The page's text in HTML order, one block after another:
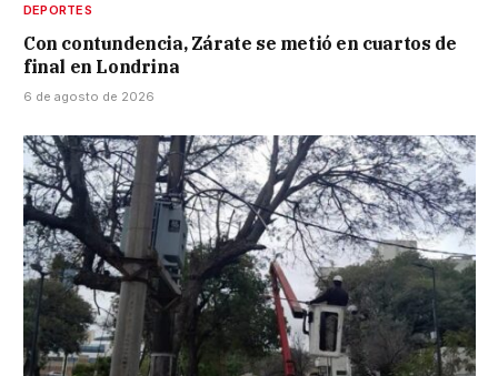
DEPORTES
Con contundencia, Zárate se metió en cuartos de
final en Londrina
6 de agosto de 2026